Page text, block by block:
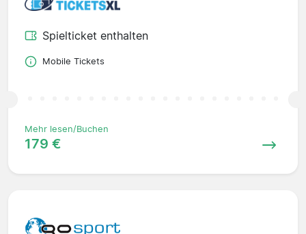
Spielticket enthalten
Mobile Tickets
Mehr lesen/Buchen
179 €